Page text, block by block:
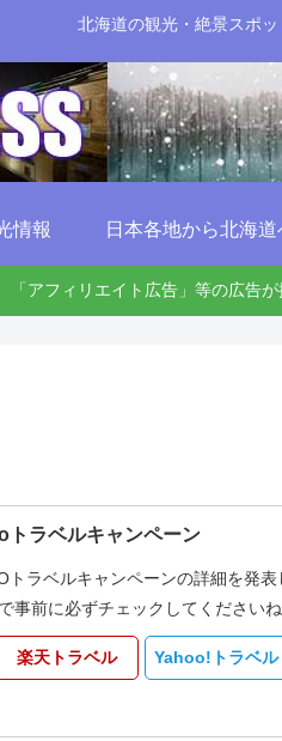
北海道の観光・絶景スポ
情報 日本各地から北海道
「アフィリエイト広告」等の広告
トラベルキャンペーン
トラベルキャンペーンの詳細を発
事前に必ずチェックしてくださいね
楽天トラベル Yahoo!トラベル